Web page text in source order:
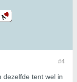
#4
dezelfde tent wel in